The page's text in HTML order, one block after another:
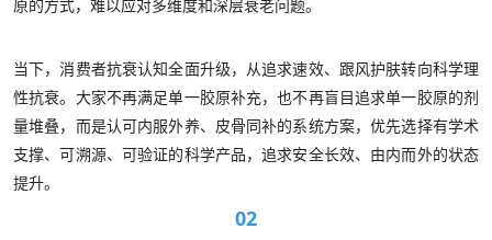
原的方式，难以应对多维度和深层衰老问题。
当下，消费者抗衰认知全面升级，从追求速效、跟风护肤转向科学理
性抗衰。大家不再满足单一胶原补充，也不再盲目追求单一胶原的剂
量堆叠，而是认可内服外养、皮骨同补的系统方案，优先选择有学术
支撑、可溯源、可验证的科学产品，追求安全长效、由内而外的状态
提升。
02